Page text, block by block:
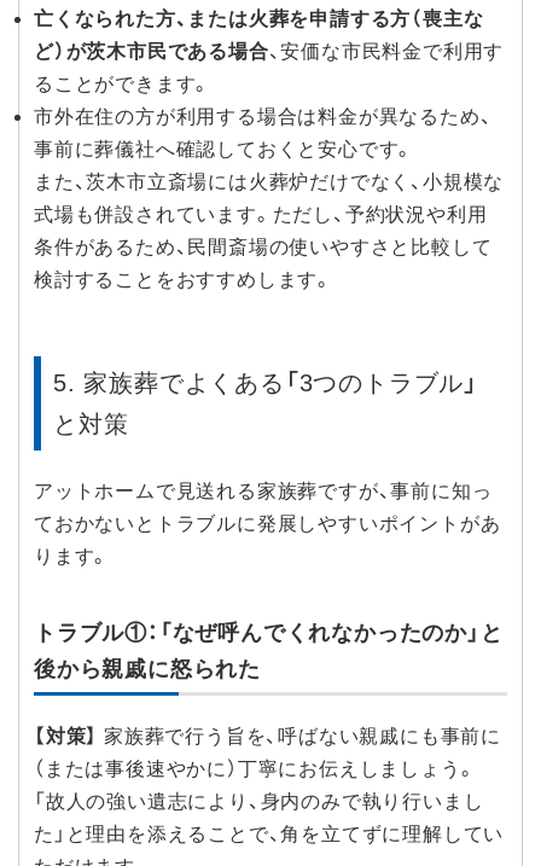
亡くなられた方、または火葬を申請する方（喪主な
ど）が茨木市民である場合、安価な市民料金で利用す
ることができます。
市外在住の方が利用する場合は料金が異なるため、
事前に葬儀社へ確認しておくと安心です。
また、茨木市立斎場には火葬炉だけでなく、小規模な
式場も併設されています。ただし、予約状況や利用
条件があるため、民間斎場の使いやすさと比較して
検討することをおすすめします。
5. 家族葬でよくある「3つのトラブル」
と対策
アットホームで見送れる家族葬ですが、事前に知っ
ておかないとトラブルに発展しやすいポイントがあ
ります。
トラブル①：「なぜ呼んでくれなかったのか」と
後から親戚に怒られた
【対策】
家族葬で行う旨を、呼ばない親戚にも事前に
（または事後速やかに）丁寧にお伝えしましょう。
「故人の強い遺志により、身内のみで執り行いまし
た」と理由を添えることで、角を立てずに理解してい